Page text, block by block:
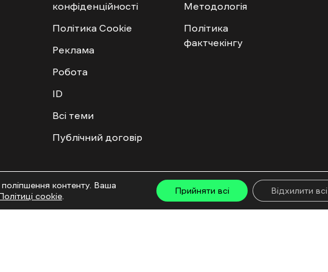
конфіденційності
Політика Cookie
Реклама
Робота
ID
Всі теми
Публічний договір
Методологія
Політика
фактчекінгу
та інтегрованих продуктів дозволяється за умови отримання схвалення від редакції.
ГО «Ґвара Медіа», 61057, Харків, вул. Гоголя, 14, абонентська скринька №7400
контенту. Ваша
Політиці cookie
Прийняти всі Відхилити всі